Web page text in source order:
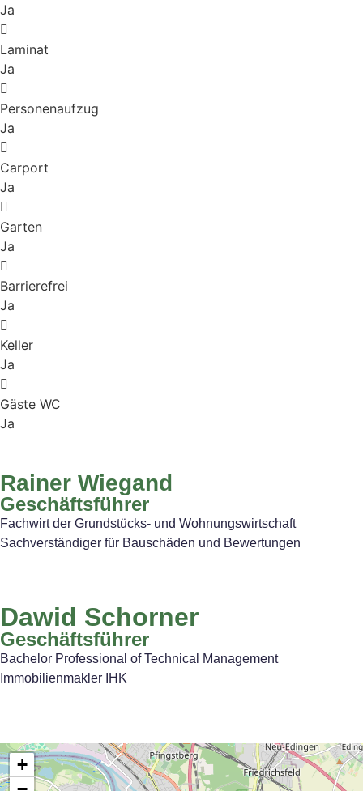
Ja
Laminat
Ja
Personenaufzug
Ja
Carport
Ja
Garten
Ja
Barrierefrei
Ja
Keller
Ja
Gäste WC
Ja
Rainer Wiegand
Geschäftsführer
Fachwirt der Grundstücks‐ und Wohnungswirtschaft
Sachverständiger für Bauschäden und Bewertungen
Dawid Schorner
Geschäftsführer
Bachelor Professional of Technical Management
Immobilienmakler IHK
+